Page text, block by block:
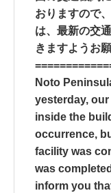
おりますので
は、最新の交
きますようお
Noto
yesterday,
inside the
occurrence,
facility was
was
inform you